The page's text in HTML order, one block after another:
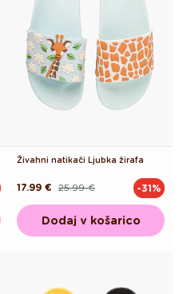
Živahni natikači Ljubka žirafa
Redna
25.99 €
Akcijska
17.99 € -31%
Dodaj v košarico